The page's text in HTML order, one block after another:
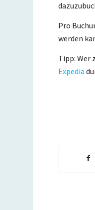
Pro
werden
Tipp: Wer
Expedia